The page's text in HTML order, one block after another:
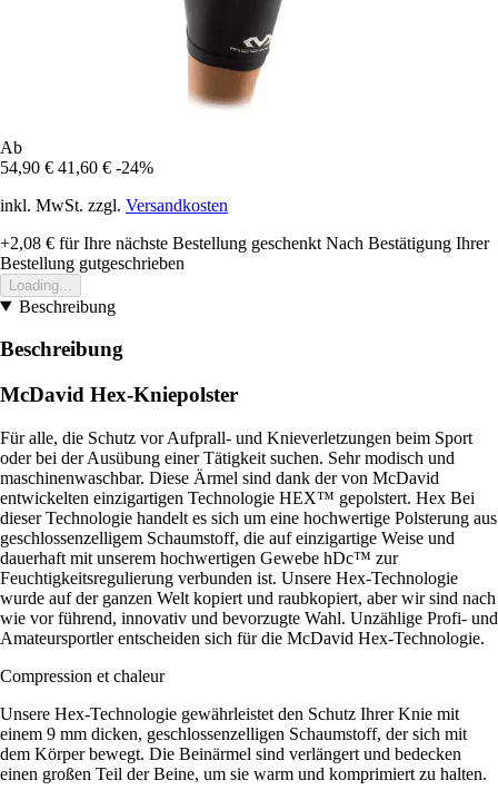
Ab
54,90 € 41,60 € -24%
inkl. MwSt. zzgl. Versandkosten
+2,08 € für Ihre nächste Bestellung geschenkt Nach Bestätigung Ihrer
Bestellung gutgeschrieben
Loading...
Beschreibung
Beschreibung
McDavid Hex-Kniepolster
Für alle, die Schutz vor Aufprall- und Knieverletzungen beim Sport
oder bei der Ausübung einer Tätigkeit suchen. Sehr modisch und
maschinenwaschbar. Diese Ärmel sind dank der von McDavid
entwickelten einzigartigen Technologie HEX™ gepolstert. Hex Bei
dieser Technologie handelt es sich um eine hochwertige Polsterung aus
geschlossenzelligem Schaumstoff, die auf einzigartige Weise und
dauerhaft mit unserem hochwertigen Gewebe hDc™ zur
Feuchtigkeitsregulierung verbunden ist. Unsere Hex-Technologie
wurde auf der ganzen Welt kopiert und raubkopiert, aber wir sind nach
wie vor führend, innovativ und bevorzugte Wahl. Unzählige Profi- und
Amateursportler entscheiden sich für die McDavid Hex-Technologie.
Compression et chaleur
Unsere Hex-Technologie gewährleistet den Schutz Ihrer Knie mit
einem 9 mm dicken, geschlossenzelligen Schaumstoff, der sich mit
dem Körper bewegt. Die Beinärmel sind verlängert und bedecken
einen großen Teil der Beine, um sie warm und komprimiert zu halten.